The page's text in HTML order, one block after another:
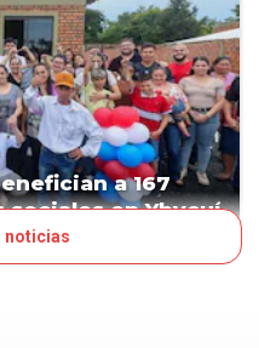
a 167
en Ybycuí
noticias